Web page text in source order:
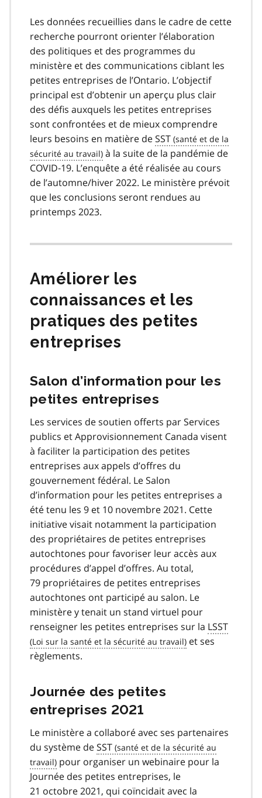
Les données recueillies dans le cadre de cette
recherche pourront orienter l’élaboration
des politiques et des programmes du
ministère et des communications ciblant les
petites entreprises de l’Ontario. L’objectif
principal est d’obtenir un aperçu plus clair
des défis auxquels les petites entreprises
sont confrontées et de mieux comprendre
leurs besoins en matière deSST
à la suite de la pandémie de
COVID‑19. L’enquête a été réalisée au cours
de l’automne/hiver 2022. Le ministère prévoit
que les conclusions seront rendues au
printemps 2023.
Améliorer les
connaissances et les
pratiques des petites
entreprises
Salon d’information pour les
petites entreprises
Les services de soutien offerts par Services
publics et Approvisionnement Canada visent
à faciliter la participation des petites
entreprises aux appels d’offres du
gouvernement fédéral. Le Salon
d’information pour les petites entreprises a
été tenu les 9 et 10 novembre 2021. Cette
initiative visait notamment la participation
des propriétaires de petites entreprises
autochtones pour favoriser leur accès aux
procédures d’appel d’offres. Au total,
79 propriétaires de petites entreprises
autochtones ont participé au salon. Le
ministère y tenait un stand virtuel pour
renseigner les petites entreprises sur la LSST
et ses
règlements.
Journée des petites
entreprises 2021
Le ministère a collaboré avec ses partenaires
du système deSST
pour organiser un webinaire pour la
Journée des petites entreprises, le
21 octobre 2021, qui coïncidait avec la